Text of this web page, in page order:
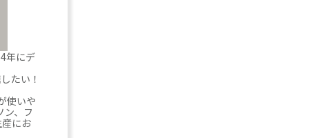
年にデ
たい！
使いや
ン、フ
にお